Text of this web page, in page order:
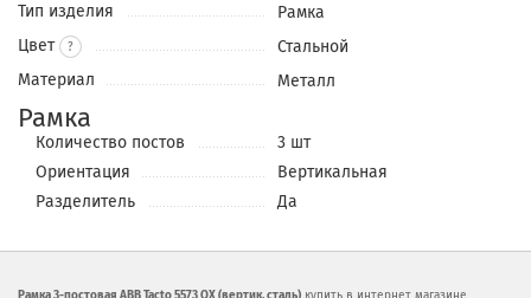
Тип изделия
Рамка
Цвет
?
Стальной
Материал
Металл
Рамка
Количество постов
3 шт
Ориентация
Вертикальная
Разделитель
Да